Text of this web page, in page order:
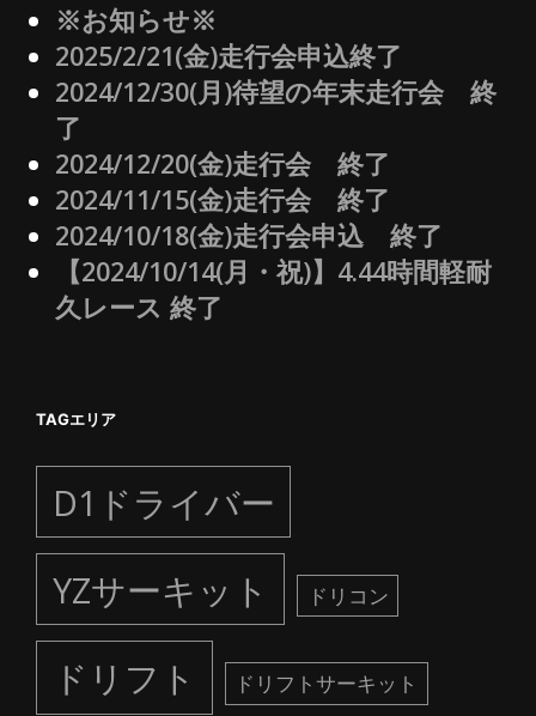
※お知らせ※
2025/2/21(金)走行会申込終了
2024/12/30(月)待望の年末走行会 終
了
2024/12/20(金)走行会 終了
2024/11/15(金)走行会 終了
2024/10/18(金)走行会申込 終了
【2024/10/14(月・祝)】4.44時間軽耐
久レース 終了
TAGエリア
D1ドライバー
YZサーキット
ドリコン
ドリフト ドリフトサーキット